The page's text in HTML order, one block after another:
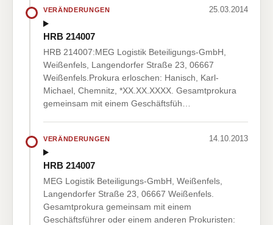
VERÄNDERUNGEN 25.03.2014
HRB 214007
HRB 214007:MEG Logistik Beteiligungs-GmbH,
Weißenfels, Langendorfer Straße 23, 06667
Weißenfels.Prokura erloschen: Hanisch, Karl-
Michael, Chemnitz, *XX.XX.XXXX. Gesamtprokura
gemeinsam mit einem Geschäftsfüh…
VERÄNDERUNGEN 14.10.2013
HRB 214007
MEG Logistik Beteiligungs-GmbH, Weißenfels,
Langendorfer Straße 23, 06667 Weißenfels.
Gesamtprokura gemeinsam mit einem
Geschäftsführer oder einem anderen Prokuristen: